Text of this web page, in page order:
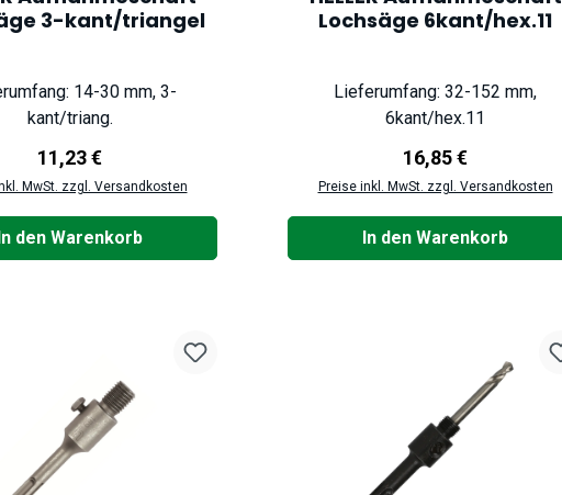
3-kant/triangel
14-30 mm, 3-
kant/triang.
Regulärer Preis:
11,23 €
MwSt. zzgl. Versandkosten
den Warenkorb
Lochsäge 6kant/hex.11
Lieferumfang: 32-152 mm,
6kant/hex.11
Regulärer Preis:
16,85 €
Preise inkl. MwSt. zzgl. Versandkosten
In den Warenkorb